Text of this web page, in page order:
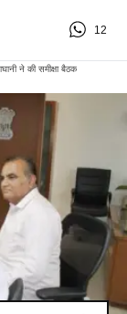
12
ने की समीक्षा बैठक